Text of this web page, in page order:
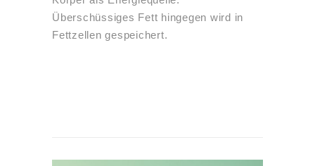
Überschüssiges Fett hingegen wird in
Fettzellen gespeichert.